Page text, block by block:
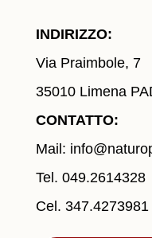
INDIRIZZO:
Via Praimbole, 7
35010 Limena
CONTATTO:
Mail:
Tel. 049.2614328
Cel. 347.4273981